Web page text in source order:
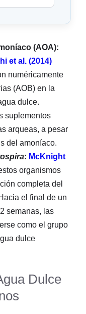
(AOA):
et al. (2014)
numéricamente
(AOB) en la
dulce.
suplementos
arqueas, a pesar
del amoníaco.
: McKnight
organismos
completa del
el final de un
semanas, las
como el grupo
dulce
Dulce